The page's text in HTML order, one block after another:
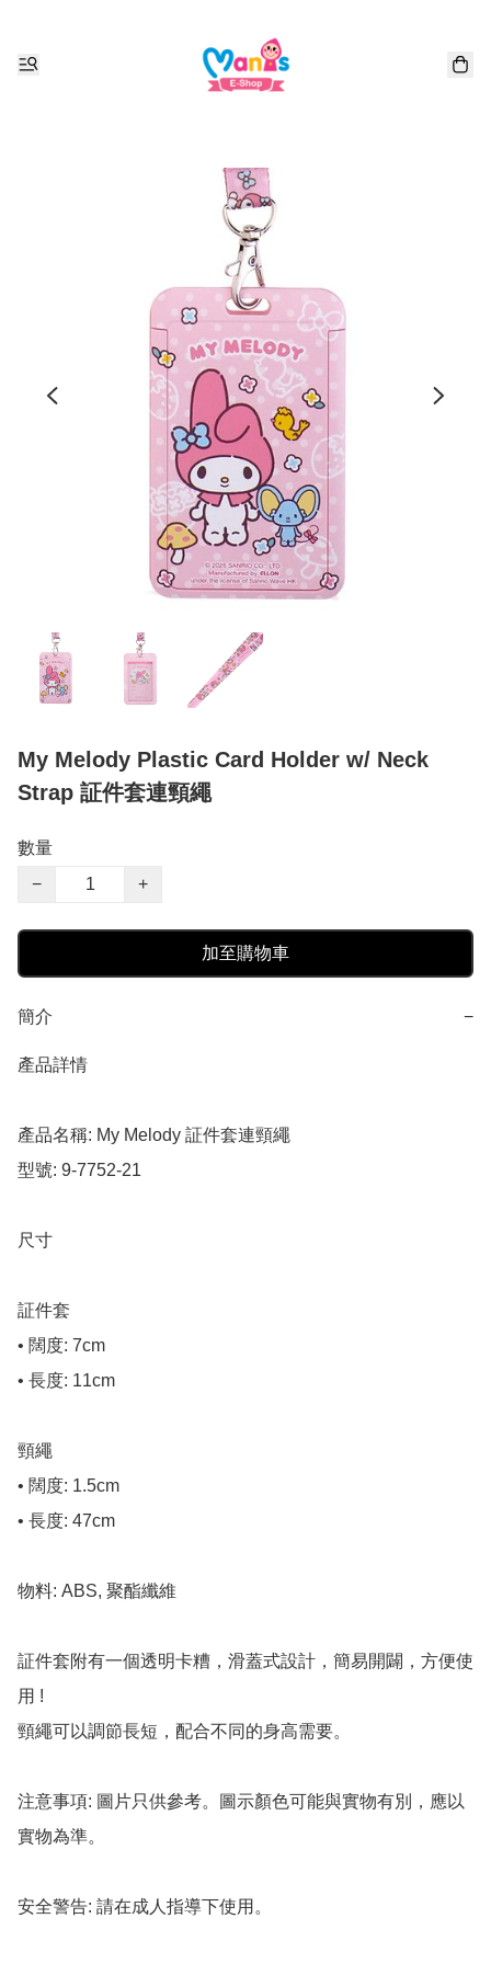
My Melody Plastic Card Holder w/ Neck
Strap 証件套連頸繩
數量
−
+
加至購物車
簡介 −
產品詳情
產品名稱: My Melody 証件套連頸繩
型號: 9-7752-21
尺寸
証件套
• 闊度: 7cm
• 長度: 11cm
頸繩
• 闊度: 1.5cm
• 長度: 47cm
物料: ABS, 聚酯纖維
証件套附有一個透明卡糟，滑蓋式設計，簡易開闢，方便使
用 !
頸繩可以調節長短，配合不同的身高需要。
注意事項: 圖片只供參考。圖示顏色可能與實物有別，應以
實物為準。
安全警告: 請在成人指導下使用。